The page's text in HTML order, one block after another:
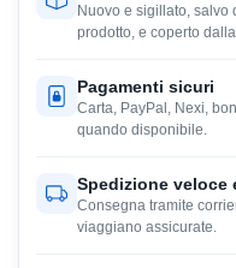
Nuovo e sigillato, salvo
prodotto, e coperto
Pagamenti sicuri
Carta, PayPal, Nexi,
quando disponibile.
Spedizione veloce
Consegna tramite
viaggiano assicurate.